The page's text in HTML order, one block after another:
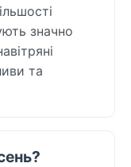
значно
та